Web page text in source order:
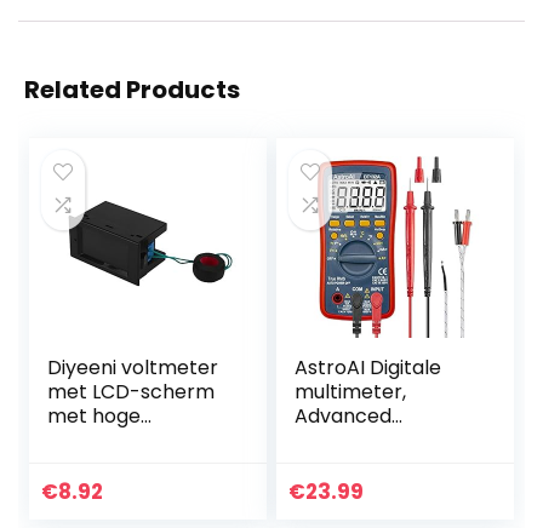
Related Products
Diyeeni voltmeter
met LCD-scherm
met hoge
180-graden-
€8.92
AstroAI Digitale
multimeter,
Advanced
AC/DC stroom,
€23.99